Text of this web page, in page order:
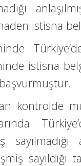
istisna
istisna
kontrolde
sayıldığı